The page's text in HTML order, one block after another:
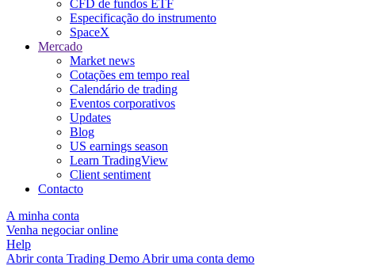
CFD de fundos ETF
Especificação do instrumento
SpaceX
Mercado
Market news
Cotações em tempo real
Calendário de trading
Eventos corporativos
Updates
Blog
US earnings season
Learn TradingView
Client sentiment
Contacto
A minha conta
Venha negociar online
Help
Abrir conta Trading Demo Abrir uma conta demo